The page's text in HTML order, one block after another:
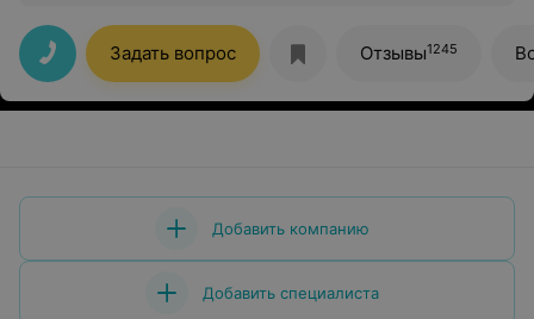
и дружелюбный персонал. Благодарю за заботу и
внимание!"Задать вопрос Отзывы1245
Добавить компанию
Добавить специалиста